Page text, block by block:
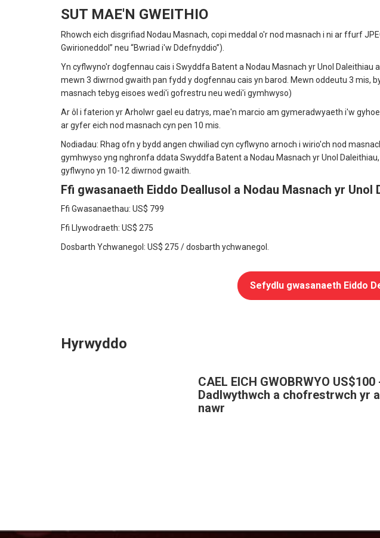
SUT MAE'N GWEITHIO
Rhowch eich disgrifiad Nodau Masnach, copi meddal o'r nod masnach i ni ar ffurf
Gwirioneddol” neu “Bwriad i'w Ddefnyddio”).
Yn cyflwyno'r dogfennau cais i Swyddfa Batent a Nodau Masnach yr Unol
mewn 3 diwrnod gwaith pan fydd y dogfennau cais yn barod. Mewn oddeutu 3 mis,
masnach tebyg eisoes wedi'i gofrestru neu wedi'i gymhwyso)
Ar ôl i faterion yr Arholwr gael eu datrys, mae'n marcio am gymeradwyaeth i'w
ar gyfer eich nod masnach cyn pen 10 mis.
Nodiadau: Rhag ofn y bydd angen chwiliad cyn cyflwyno arnoch i wirio'ch nod
gymhwyso yng nghronfa ddata Swyddfa Batent a Nodau Masnach yr Unol
gyflwyno yn 10-12 diwrnod gwaith.
Ffi gwasanaeth Eiddo Deallusol a Nodau Masnach yr Unol
Ffi Gwasanaethau: US$ 799
Ffi Llywodraeth: US$ 275
Dosbarth Ychwanegol: US$ 275 / dosbarth ychwanegol.
Sefydlu gwasanaeth Eiddo
Hyrwyddo
CAEL EICH GWOBRWYO US$100
Dadlwythwch a chofrestrwch yr
nawr